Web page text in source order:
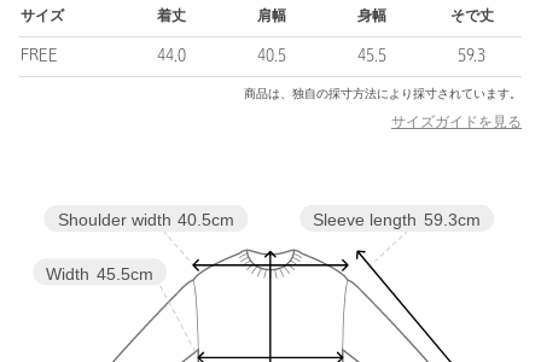
ップ。
現代の多様化するニーズを満たす次世代のコンビニをコンセプト
韓国の旬なブランドをはじめ、各国から厳選した商品やこだわり
※商品に「取り扱い上の注意書き」、「洗濯表示」がございます
場合は、使用前に必ずご確認ください。
※商品画像は、光の当たり具合やパソコンなどの閲覧環境によ
り、実際の色味と異なって見える場合がございます。あらかじめ
サイズ 着丈 肩幅 身幅 そで丈
FREE 44.0 40.5 45.5 59.3
商品は、独自の採寸方法により採寸されています。
サイズガイドを見る
Sleeve length 59.3cm
Width 45.5cm
Shoulder width 40.5cm